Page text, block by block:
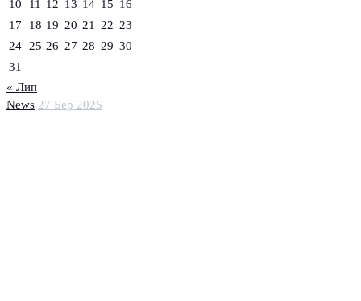
News 27 Бер 2025
10
11 12 13 14 15 16
17
18 19 20 21 22 23
24
25 26 27 28 29 30
31
« Лип